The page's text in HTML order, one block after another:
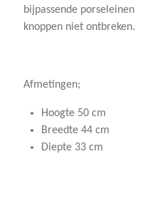
bijpassende porseleinen
knoppen niet ontbreken.
Afmetingen;
Hoogte 50 cm
Breedte 44 cm
Diepte 33 cm